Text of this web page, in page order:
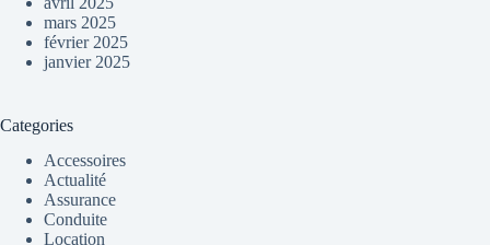
mars 2025
février 2025
janvier 2025
Categories
Accessoires
Actualité
Assurance
Conduite
Location